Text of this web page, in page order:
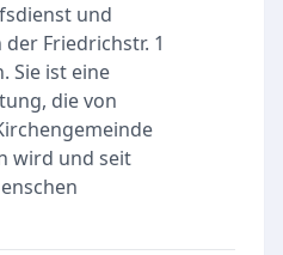
und
Friedrichstr. 1
Sie ist eine
die von
wird und seit